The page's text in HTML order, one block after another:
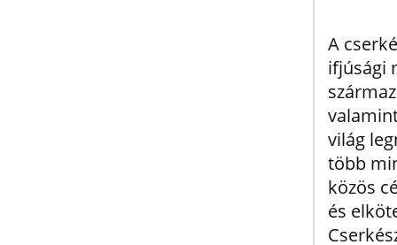
A
ifjúsági
világ
több
közös
és